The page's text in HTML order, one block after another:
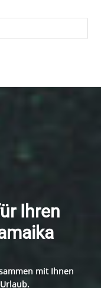
Ihren
mit Ihnen